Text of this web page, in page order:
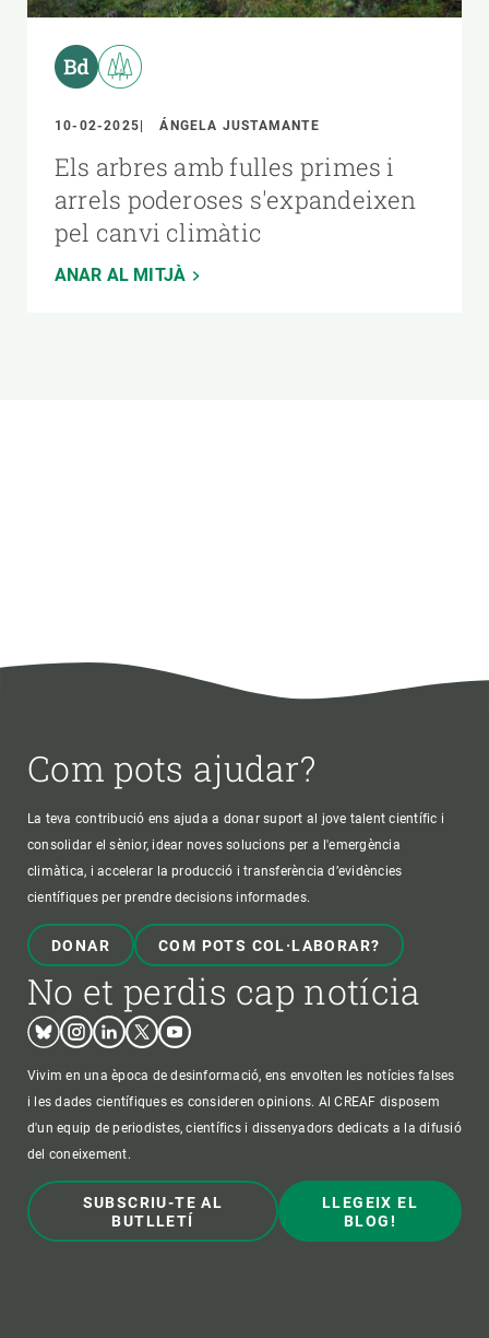
10-02-2025 ÁNGELA JUSTAMANTE
Els arbres amb fulles primes i
arrels poderoses s'expandeixen
pel canvi climàtic
ANAR AL MITJÀ
Com pots ajudar?
La teva contribució ens ajuda a donar suport al jove talent científic i
consolidar el sènior, idear noves solucions per a l'emergència
climàtica, i accelerar la producció i transferència d’evidències
científiques per prendre decisions informades.
DONAR COM POTS COL·LABORAR?
No et perdis cap notícia
BlueskyInstagram
LinkedinTwitterYoutube
Vivim en una època de desinformació, ens envolten les notícies falses
i les dades científiques es consideren opinions. Al CREAF disposem
d'un equip de periodistes, científics i dissenyadors dedicats a la difusió
del coneixement.
SUBSCRIU-TE AL
BUTLLETÍ
LLEGEIX EL
BLOG!